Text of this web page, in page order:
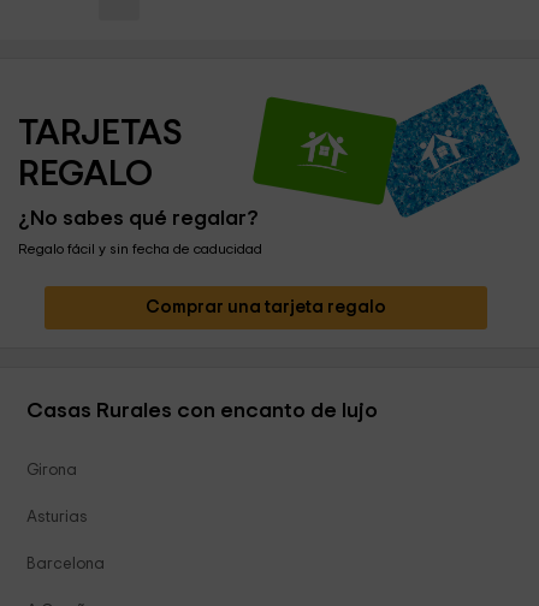
TARJETAS
REGALO
¿No sabes qué regalar?
Regalo fácil y sin fecha de caducidad
Comprar una tarjeta regalo
Casas Rurales con encanto de lujo
Girona
Asturias
Barcelona